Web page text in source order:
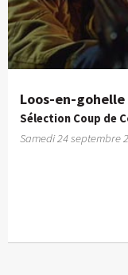
Loos-en-
Sélection Coup de
Samedi 24 septembre